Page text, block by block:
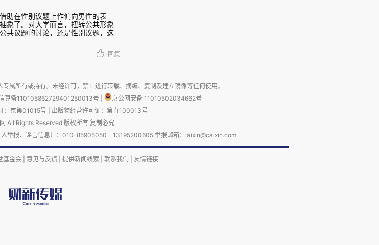
助在性别议题上作偏向男性的表
象了。对大学而言，扭转公共形象
共议题的讨论，还是性别议题，这
· 回复
属所有或持有。未经许可，禁止进行转载、摘编、复制及建立镜像等任何使用。
算备110105862729401250013号
京公网安备 11010502034662号
：京第01015号
出版物经营许可证：第直100013号
All Rights Reserved 版权所有 复制必究
人举报、谣言信息）：010-85905050 13195200605 举报邮箱：laixin@caixin.com
基金会 意见与反馈 提供新闻线索 联系我们 友情链接